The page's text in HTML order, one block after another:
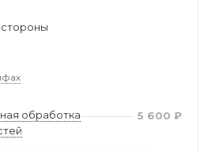
обработка
5 600 ₽